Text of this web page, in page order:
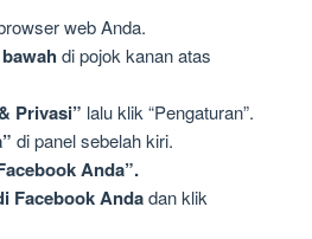
web Anda.
di pojok kanan atas
Privasi” lalu klik “Pengaturan”.
di panel sebelah kiri.
Anda”.
Facebook Andadan klik